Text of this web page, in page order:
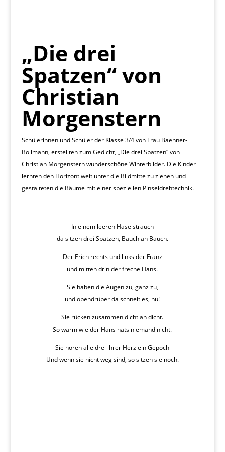
„Die drei
Spatzen“ von
Christian
Morgenstern
Schülerinnen und Schüler der Klasse 3/4 von Frau Baehner-
Bollmann, erstellten zum Gedicht, „Die drei Spatzen“ von
Christian Morgenstern wunderschöne Winterbilder. Die Kinder
lernten den Horizont weit unter die Bildmitte zu ziehen und
gestalteten die Bäume mit einer speziellen Pinseldrehtechnik.
In einem leeren Haselstrauch
da sitzen drei Spatzen, Bauch an Bauch.
Der Erich rechts und links der Franz
und mitten drin der freche Hans.
Sie haben die Augen zu, ganz zu,
und obendrüber da schneit es, hu!
Sie rücken zusammen dicht an dicht.
So warm wie der Hans hats niemand nicht.
Sie hören alle drei ihrer Herzlein Gepoch
Und wenn sie nicht weg sind, so sitzen sie noch.